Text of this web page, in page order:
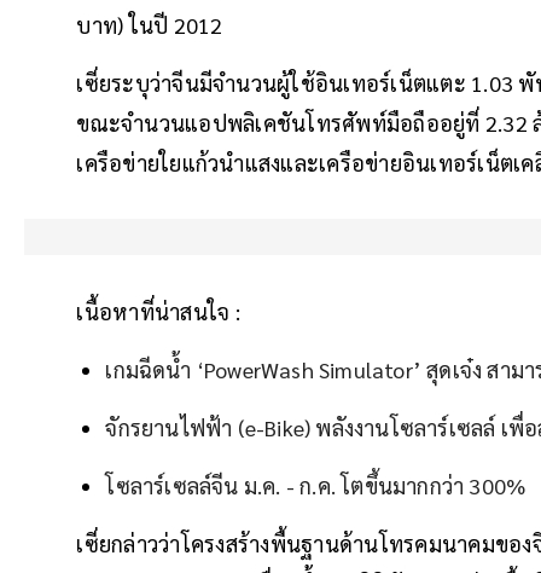
บาท) ในปี 2012
เซี่ยระบุว่าจีนมีจำนวนผู้ใช้อินเทอร์เน็ตแตะ 1.03
ขณะจำนวนแอปพลิเคชันโทรศัพท์มือถืออยู่ที่ 2.32
เครือข่ายใยแก้วนำแสงและเครือข่ายอินเทอร์เน็ต
เนื้อหาที่น่าสนใจ :
เกมฉีดน้ำ ‘PowerWash Simulator’ สุดเจ๋ง สา
จักรยานไฟฟ้า (e-Bike) พลังงานโซลาร์เซลล์ เ
โซลาร์เซลล์จีน ม.ค. - ก.ค. โตขึ้นมากกว่า 300%
เซี่ยกล่าวว่าโครงสร้างพื้นฐานด้านโทรคมนาคมขอ